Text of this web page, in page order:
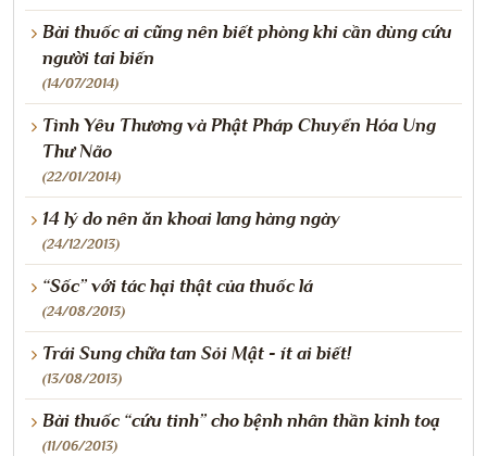
Bài thuốc ai cũng nên biết phòng khi cần dùng cứu
người tai biến
(14/07/2014)
Tình Yêu Thương và Phật Pháp Chuyển Hóa Ung
Thư Não
(22/01/2014)
14 lý do nên ăn khoai lang hàng ngày
(24/12/2013)
“Sốc” với tác hại thật của thuốc lá
(24/08/2013)
Trái Sung chữa tan Sỏi Mật - ít ai biết!
(13/08/2013)
Bài thuốc “cứu tinh” cho bệnh nhân thần kinh toạ
(11/06/2013)